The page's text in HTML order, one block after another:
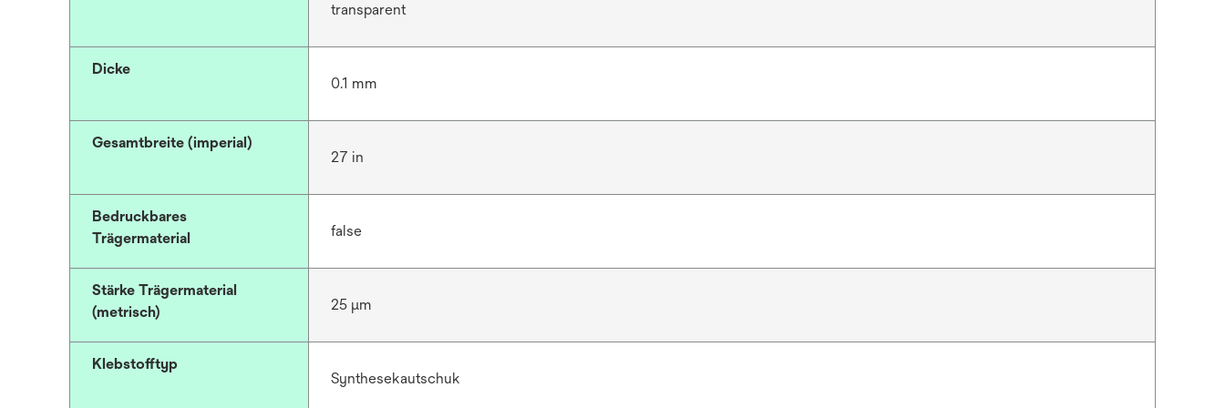
transparent
Dicke
0.1 mm
Gesamtbreite (imperial)
27 in
Bedruckbares
Trägermaterial
false
Stärke Trägermaterial
(metrisch)
25 μm
Klebstofftyp
Synthesekautschuk